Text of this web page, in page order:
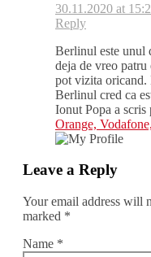
30.11.2020 at
Reply
Berlinul este unul
deja de vreo
pot vizita oricand.
Berlinul cred ca
Ionut Popa a scris
Orange,
Leave a Reply
Your email address will
marked *
Name *